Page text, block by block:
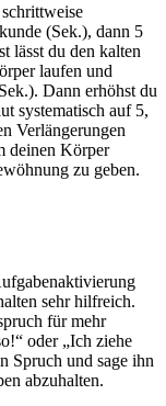
(Sek.), dann 5
lässt du den kalten
laufen und
Dann erhöhst du
systematisch auf 5,
Verlängerungen
deinen Körper
zu geben.
sehr hilfreich.
für mehr
oder „Ich ziehe
Spruch und sage ihn
abzuhalten.